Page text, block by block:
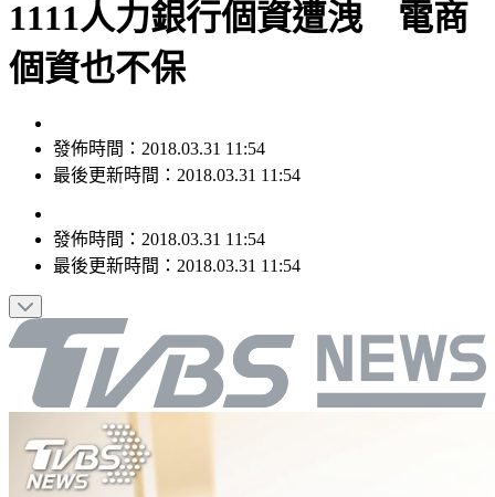
1111人力銀行個資遭洩 電商
個資也不保
發佈時間：2018.03.31 11:54
發佈時間：2018.03.31 11:54